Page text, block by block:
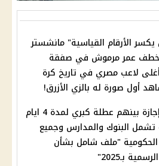
الأرقام القياسية" مانشستر
عمر مرموش في صفقة
أغلى لاعب مصري في تاريخ كرة
أول صورة له بالزي الأزرق!
17 يوم إجازة بينهم عطلة كبري لمدة 4 ايام
تشمل البنوك والمدارس وجميع
الحكومية "ملف شامل بشأن
بـ2025"